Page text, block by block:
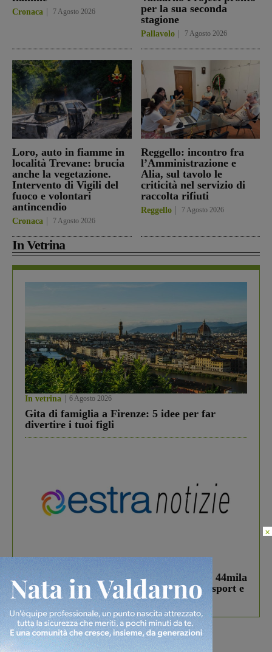
Cronaca 7 Agosto 2026
per la sua seconda
stagione
Pallavolo 7 Agosto 2026
Loro, auto in fiamme in
località Trevane: brucia
anche la vegetazione.
Intervento di Vigili del
fuoco e volontari
antincendio
Cronaca 7 Agosto 2026
Reggello: incontro fra
l’Amministrazione e
Alia, sul tavolo le
criticità nel servizio di
raccolta rifiuti
Reggello 7 Agosto 2026
In Vetrina
In vetrina 6 Agosto 2026
Gita di famiglia a Firenze: 5 idee per far
divertire i tuoi figli
Estra Notizie agosto: Smart Cities, oltre 44mila
studenti coinvolti, torna il bando per lo sport e
debutta il podcast Estrair
×